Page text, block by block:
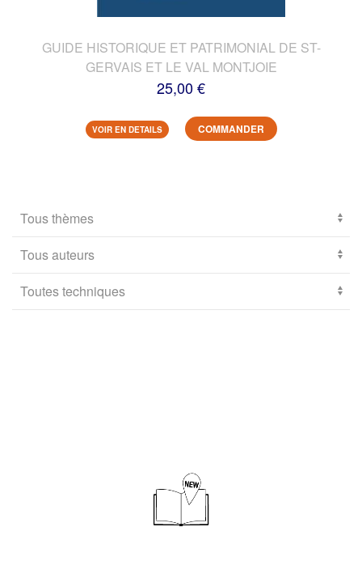
GUIDE HISTORIQUE ET PATRIMONIAL DE ST-
GERVAIS ET LE VAL MONTJOIE
25,00 €
VOIR EN DETAILS COMMANDER